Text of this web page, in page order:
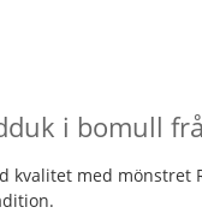
i bomull
kvalitet med